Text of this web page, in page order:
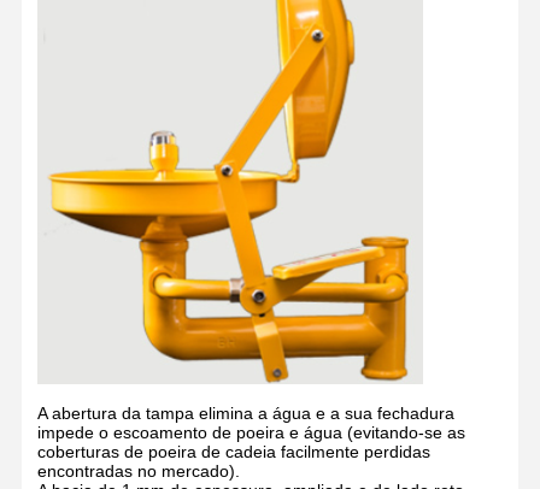
Notícias
Blog
Converse
Agora
Chuveiro de emergência e lavagem ocular
Limpeza ocular com água temperada
Estação de lavagem de olhos montada na parede
Estação de lavagem de olhos de balcão
A abertura da tampa elimina a água e a sua fechadura
impede o escoamento de poeira e água (evitando-se as
coberturas de poeira de cadeia facilmente perdidas
encontradas no mercado).